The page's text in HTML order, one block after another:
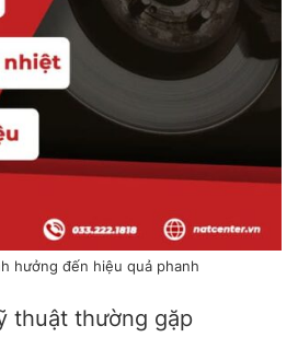
hưởng đến hiệu quả phanh
thuật thường gặp